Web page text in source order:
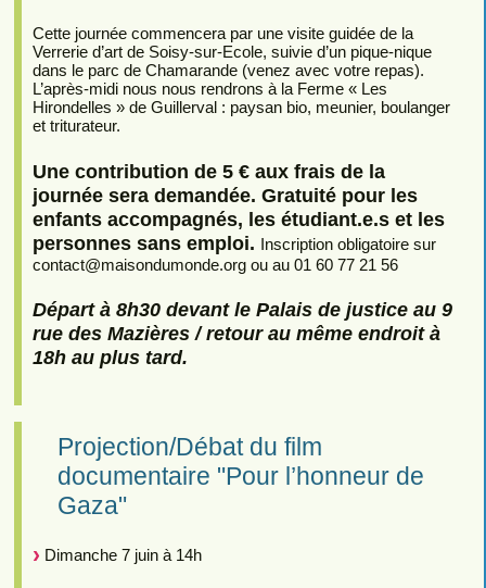
Cette journée commencera par une visite guidée de la
Verrerie d’art de Soisy-sur-Ecole, suivie d’un pique-nique
dans le parc de Chamarande (venez avec votre repas).
L’après-midi nous nous rendrons à la Ferme « Les
Hirondelles » de Guillerval : paysan bio, meunier, boulanger
et triturateur.
Une contribution de 5 € aux frais de la
journée sera demandée. Gratuité pour les
enfants accompagnés, les étudiant.e.s et les
personnes sans emploi. Inscription obligatoire sur
contact@maisondumonde.org ou au 01 60 77 21 56
Départ à 8h30 devant le Palais de justice au 9
rue des Mazières / retour au même endroit à
18h au plus tard.
Projection/Débat du film
documentaire "Pour l’honneur de
Gaza"
Dimanche 7 juin à 14h